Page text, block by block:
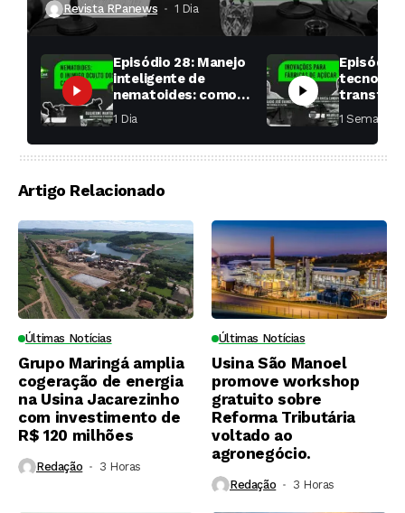
Revista RPanews 1 Dia ⁮
Episódio 28: Manejo
inteligente de
nematoides: como
aumentar a
produtividade das
soqueiras?
1 Dia ⁮
Episódio
fábricas
1 Semana ⁮
Artigo Relacionado
Últimas Notícias
Grupo Maringá amplia
cogeração de energia
na Usina Jacarezinho
com investimento de
R$ 120 milhões
Redação 3 Horas ⁮
Últimas Notícias
Usina São Manoel
promove workshop
gratuito sobre
Reforma Tributária
voltado ao
agronegócio.
Redação 3 Horas ⁮